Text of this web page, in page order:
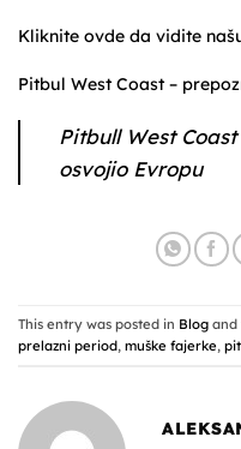
Kliknite ovde da vidite
Pitbul West Coast –
Pitbull West
osvojio Evropu
This entry was posted in Blog and
prelazni period, muške fajerke,